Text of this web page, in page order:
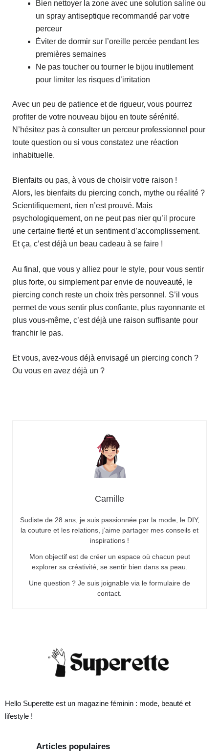
Bien nettoyer la zone avec une solution saline ou
un spray antiseptique recommandé par votre
perceur
Éviter de dormir sur l’oreille percée pendant les
premières semaines
Ne pas toucher ou tourner le bijou inutilement
pour limiter les risques d’irritation
Avec un peu de patience et de rigueur, vous pourrez
profiter de votre nouveau bijou en toute sérénité.
N’hésitez pas à consulter un perceur professionnel pour
toute question ou si vous constatez une réaction
inhabituelle.
Bienfaits ou pas, à vous de choisir votre raison !
Alors, les bienfaits du piercing conch, mythe ou réalité ?
Scientifiquement, rien n’est prouvé. Mais
psychologiquement, on ne peut pas nier qu’il procure
une certaine fierté et un sentiment d’accomplissement.
Et ça, c’est déjà un beau cadeau à se faire !
Au final, que vous y alliez pour le style, pour vous sentir
plus forte, ou simplement par envie de nouveauté, le
piercing conch reste un choix très personnel. S’il vous
permet de vous sentir plus confiante, plus rayonnante et
plus vous-même, c’est déjà une raison suffisante pour
franchir le pas.
Et vous, avez-vous déjà envisagé un piercing conch ?
Ou vous en avez déjà un ?
Camille
Sudiste de 28 ans, je suis passionnée par la mode, le DIY,
la couture et les relations, j’aime partager mes conseils et
inspirations !
Mon objectif est de créer un espace où chacun peut
explorer sa créativité, se sentir bien dans sa peau.
Une question ? Je suis joignable via le formulaire de
contact.
Hello Superette est un magazine féminin : mode, beauté et
lifestyle !
Articles populaires